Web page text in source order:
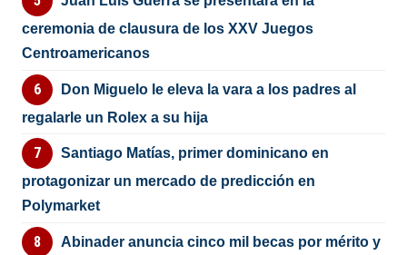
ceremonia de clausura de los XXV Juegos
Centroamericanos
Don Miguelo le eleva la vara a los padres al
regalarle un Rolex a su hija
Santiago Matías, primer dominicano en
protagonizar un mercado de predicción en
Polymarket
Abinader anuncia cinco mil becas por mérito y